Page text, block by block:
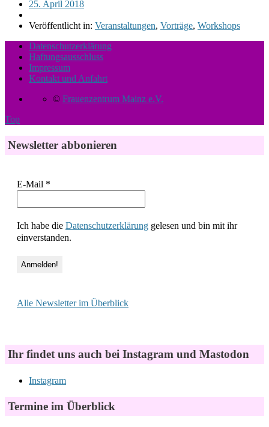
25. April 2018
Veröffentlicht in: Veranstaltungen, Vorträge, Workshops
Datenschutzerklärung
Haftungsausschluss
Impressum
Kontakt und Anfahrt
© Frauenzentrum Mainz e.V.
Top
Newsletter abbonieren
E-Mail *
Ich habe die Datenschutzerklärung gelesen und bin mit ihr
einverstanden.
Alle Newsletter im Überblick
Ihr findet uns auch bei Instagram und Mastodon
Instagram
Termine im Überblick